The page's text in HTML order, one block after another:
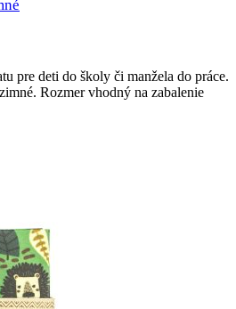
pre deti do školy či manžela do práce.
Rozmer vhodný na zabalenie